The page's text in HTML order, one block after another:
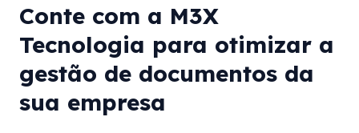
Conte com a M3X
Tecnologia para otimizar a
gestão de documentos da
sua empresa